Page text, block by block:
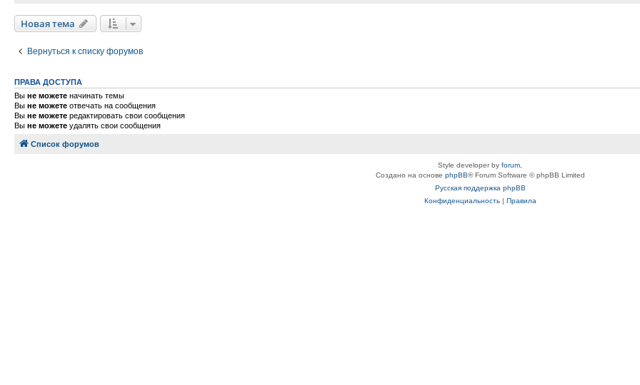
Новая тема
Вернуться к списку форумов
ПРАВА ДОСТУПА
Вы не можете начинать темы
Вы не можете отвечать на сообщения
Вы не можете редактировать свои сообщения
Вы не можете удалять свои сообщения
Список форумов
Style developer by forum
Создано на основе phpBB® Forum Software © phpBB Limited
Русская поддержка phpBB
Конфиденциальность| Правила